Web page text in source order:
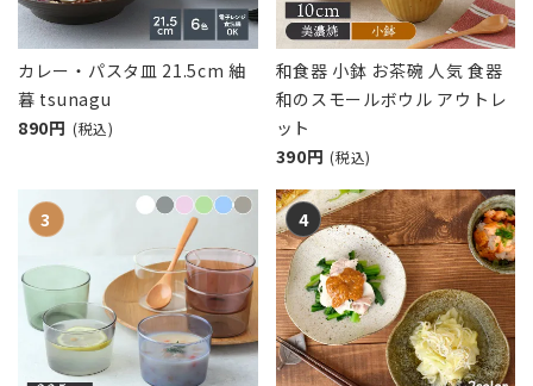
カレー・パスタ皿 21.5cm 紬
暮 tsunagu
890円 (税込)
和食器 小鉢 お茶碗 人気 食器
和のスモールボウル アウトレ
ット
390円 (税込)